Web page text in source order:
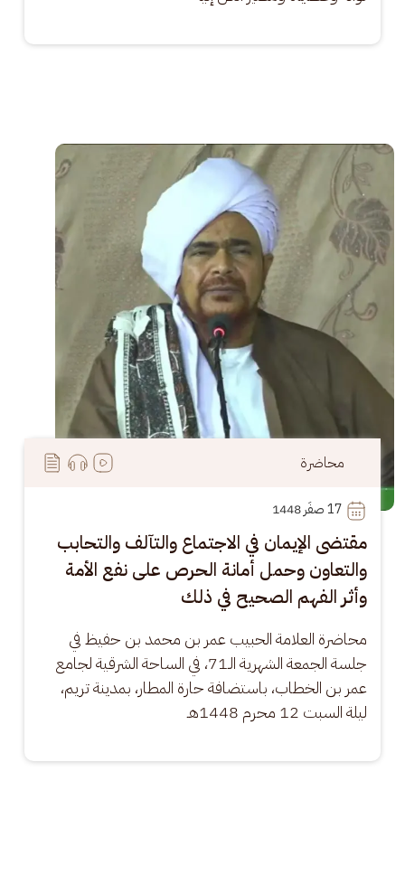
الصورة
محاضرة
17
مقتضى الإيمان في الاجتماع والتآلف والتحابب
والتعاون وحمل أمانة الحرص على نفع الأمة
وأثر الفهم الصحيح في ذلك
محاضرة العلامة الحبيب عمر بن محمد بن حفيظ في
جلسة الجمعة الشهرية الـ71، في الساحة الشرقية لجامع
عمر بن الخطاب، باستضافة حارة المطار، بمدينة تريم،
ليلة السبت 12 محرم 1448هـ